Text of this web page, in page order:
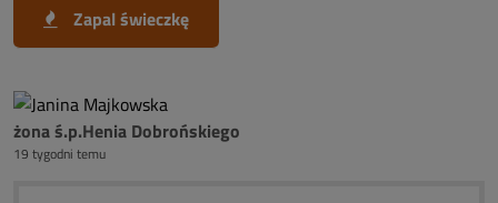
Zapal świeczkę
żona ś.p.Henia Dobrońskiego
19 tygodni temu